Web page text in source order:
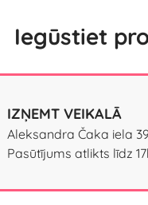
Iegūstiet
IZŅEMT VEIKALĀ
Aleksandra Čaka iela
Pasūtījums atlikts līdz